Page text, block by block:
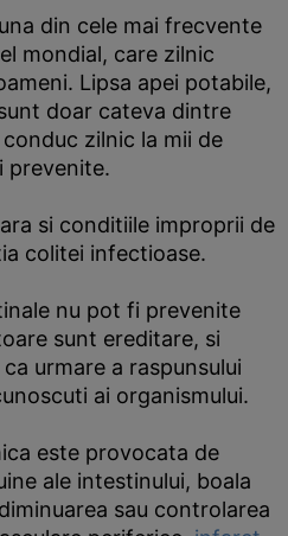
din cele mai frecvente
mondial, care zilnic
Lipsa apei potabile,
doar cateva dintre
zilnic la mii de
prevenite.
si conditiile improprii de
colitei infectioase.
nu pot fi prevenite
sunt ereditare, si
urmare a raspunsului
ai organismului.
este provocata de
ale intestinului, boala
sau controlarea